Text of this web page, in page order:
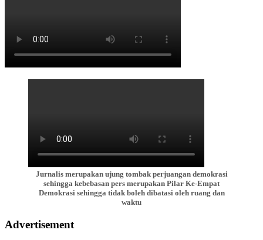
Jurnalis merupakan ujung tombak perjuangan demokrasi
sehingga kebebasan pers merupakan Pilar Ke-Empat
Demokrasi sehingga tidak boleh dibatasi oleh ruang dan
waktu
Advertisement